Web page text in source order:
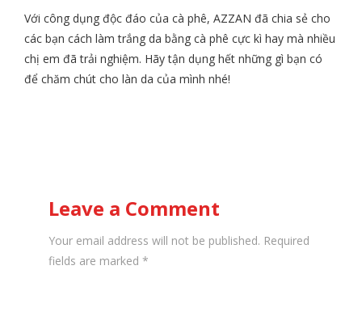
Với công dụng độc đáo của cà phê, AZZAN đã chia sẻ cho
các bạn cách làm trắng da bằng cà phê cực kì hay mà nhiều
chị em đã trải nghiệm. Hãy tận dụng hết những gì bạn có
để chăm chút cho làn da của mình nhé!
Leave a Comment
Your email address will not be published. Required
fields are marked *